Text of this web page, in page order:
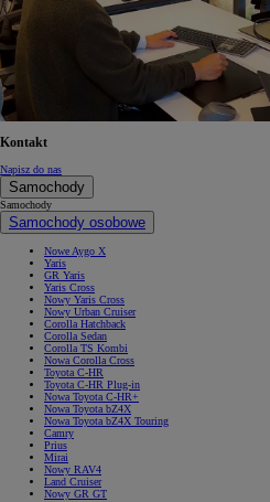
Kontakt
Napisz do nas
Samochody
Samochody
Samochody osobowe
Nowe Aygo X
Yaris
GR Yaris
Yaris Cross
Nowy Yaris Cross
Nowy Urban Cruiser
Corolla Hatchback
Corolla Sedan
Corolla TS Kombi
Nowa Corolla Cross
Toyota C-HR
Toyota C-HR Plug-in
Nowa Toyota C-HR+
Nowa Toyota bZ4X
Nowa Toyota bZ4X Touring
Camry
Prius
Mirai
Nowy RAV4
Land Cruiser
Nowy GR GT